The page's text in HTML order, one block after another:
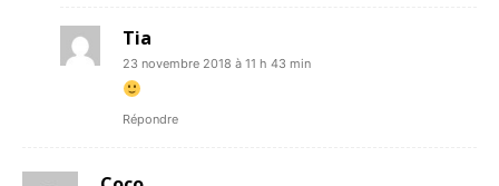
Tia
23 novembre 2018 à 11 h 43 min
Répondre